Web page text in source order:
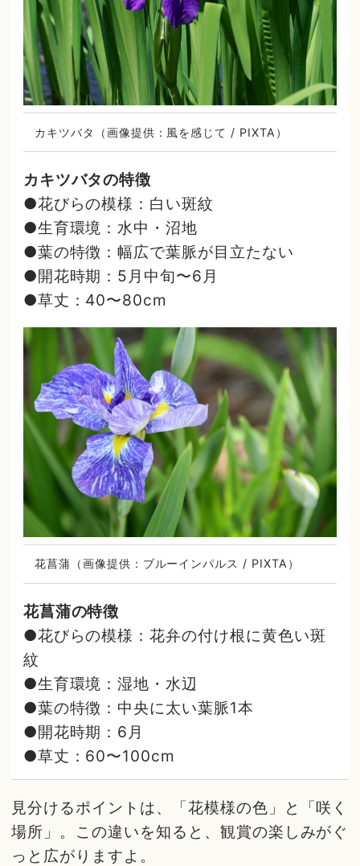
カキツバタ（画像提供：風を感じて / PIXTA）
カキツバタの特徴
●花びらの模様：白い斑紋
●生育環境：水中・沼地
●葉の特徴：幅広で葉脈が目立たない
●開花時期：5月中旬〜6月
●草丈：40〜80cm
花菖蒲（画像提供：ブルーインパルス / PIXTA）
花菖蒲の特徴
●花びらの模様：花弁の付け根に黄色い斑
紋
●生育環境：湿地・水辺
●葉の特徴：中央に太い葉脈1本
●開花時期：6月
●草丈：60〜100cm
見分けるポイントは、「花模様の色」と「咲く
場所」。この違いを知ると、観賞の楽しみがぐ
っと広がりますよ。